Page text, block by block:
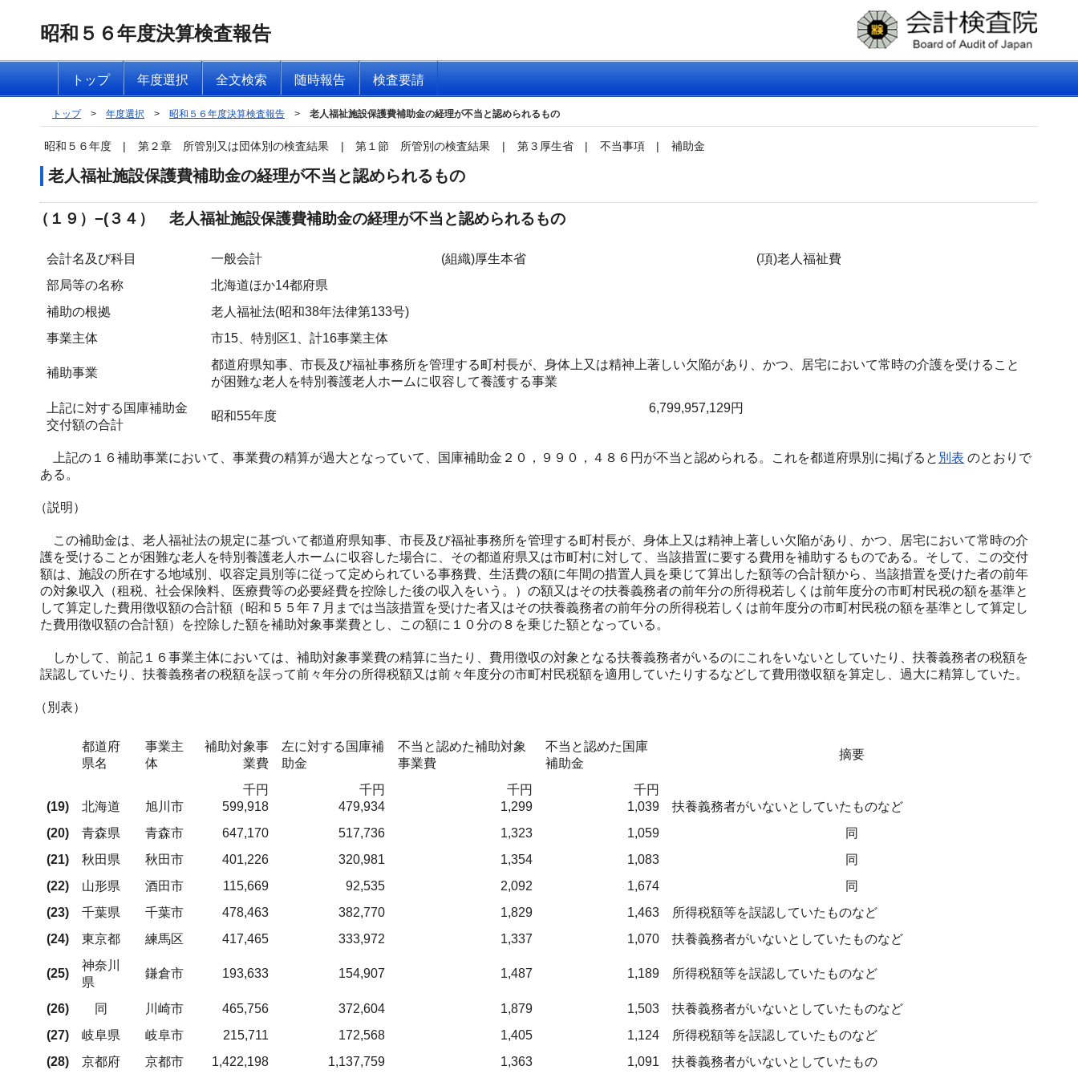
昭和５６年度決算検査報告
トップ 年度選択 全文検索 随時報告 検査要請
トップ > 年度選択 > 昭和５６年度決算検査報告 > 老人福祉施設保護費補助金の経理が不当と認められるもの
昭和５６年度 | 第２章 所管別又は団体別の検査結果 | 第１節 所管別の検査結果 | 第３厚生省 | 不当事項 | 補助金
老人福祉施設保護費補助金の経理が不当と認められるもの
（１９）−(３４） 老人福祉施設保護費補助金の経理が不当と認められるもの
会計名及び科目 一般会計 (組織)厚生本省
(項)老人福祉費
部局等の名称
北海道ほか14都府県
補助の根拠
老人福祉法(昭和38年法律第133号)
事業主体
市15、特別区1、計16事業主体
補助事業
都道府県知事、市長及び福祉事務所を管理する町村長が、身体上又は精神上著しい欠陥があり、かつ、居宅において常時の介護を受けること
が困難な老人を特別養護老人ホームに収容して養護する事業
上記に対する国庫補助金
交付額の合計
昭和55年度
6,799,957,129円
上記の１６補助事業において、事業費の精算が過大となっていて、国庫補助金２０，９９０，４８６円が不当と認められる。これを都道府県別に掲げると 別表 のとおりで
ある。
（説明）
この補助金は、老人福祉法の規定に基づいて都道府県知事、市長及び福祉事務所を管理する町村長が、身体上又は精神上著しい欠陥があり、かつ、居宅において常時の介
護を受けることが困難な老人を特別養護老人ホームに収容した場合に、その都道府県又は市町村に対して、当該措置に要する費用を補助するものである。そして、この交付
額は、施設の所在する地域別、収容定員別等に従って定められている事務費、生活費の額に年間の措置人員を乗じて算出した額等の合計額から、当該措置を受けた者の前年
の対象収入（租税、社会保険料、医療費等の必要経費を控除した後の収入をいう。）の額又はその扶養義務者の前年分の所得税若しくは前年度分の市町村民税の額を基準と
して算定した費用徴収額の合計額（昭和５５年７月までは当該措置を受けた者又はその扶養義務者の前年分の所得税若しくは前年度分の市町村民税の額を基準として算定し
た費用徴収額の合計額）を控除した額を補助対象事業費とし、この額に１０分の８を乗じた額となっている。
しかして、前記１６事業主体においては、補助対象事業費の精算に当たり、費用徴収の対象となる扶養義務者がいるのにこれをいないとしていたり、扶養義務者の税額を
誤認していたり、扶養義務者の税額を誤って前々年分の所得税額又は前々年度分の市町村民税額を適用していたりするなどして費用徴収額を算定し、過大に精算していた。
（別表）
都道府
県名
事業主
体
補助対象事
業費
左に対する国庫補
助金
不当と認めた補助対象
事業費
不当と認めた国庫
補助金
摘要
(19) 北海道 旭川市
千円
599,918
千円
479,934
千円
1,299
千円
1,039
扶養義務者がいないとしていたものなど
(20)
青森県 青森市 647,170 517,736 1,323 1,059
同
(21)
秋田県 秋田市 401,226 320,981 1,354 1,083
同
(22)
山形県 酒田市 115,669 92,535 2,092 1,674
同
(23)
千葉県 千葉市 478,463 382,770 1,829 1,463
所得税額等を誤認していたものなど
(24)
東京都 練馬区 417,465 333,972 1,337 1,070 扶養義務者がいないとしていたものなど
(25)
神奈川
県
鎌倉市 193,633 154,907 1,487 1,189 所得税額等を誤認していたものなど
(26) 同 川崎市 465,756 372,604 1,879 1,503
扶養義務者がいないとしていたものなど
(27)
岐阜県 岐阜市 215,711 172,568 1,405 1,124
所得税額等を誤認していたものなど
(28)
京都府 京都市 1,422,198 1,137,759 1,363 1,091 扶養義務者がいないとしていたもの